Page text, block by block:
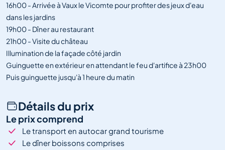
16h00 - Arrivée à Vaux le Vicomte pour profiter des jeux d'eau
dans les jardins
19h00 - Dîner au restaurant
21h00 - Visite du château
Illumination de la façade côté jardin
Guinguette en extérieur en attendant le feu d'artifice à 23h00
Puis guinguette jusqu'à 1 heure du matin
Détails du prix
Le prix comprend
Le transport en autocar grand tourisme
Le dîner boissons comprises